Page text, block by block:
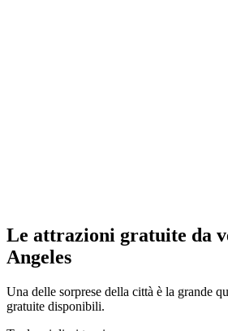
Le attrazioni gratuite da
Angeles
Una delle sorprese della città è la grande
gratuite disponibili.